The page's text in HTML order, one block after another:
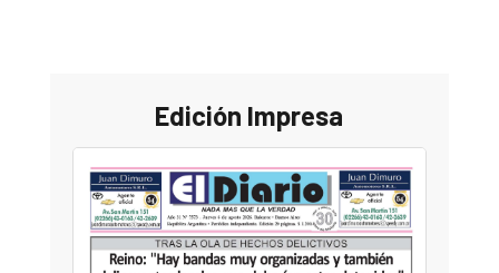
Edición Impresa